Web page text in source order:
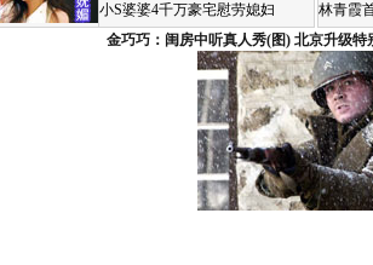
小S婆婆4千万豪宅慰劳媳妇
林青霞
金巧巧：闺房中听真人秀(图) 北京升级特